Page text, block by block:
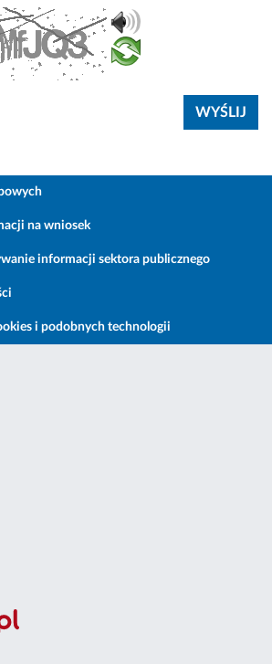
na wniosek
informacji sektora publicznego
i podobnych technologii